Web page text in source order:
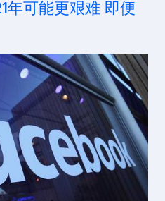
可能更艰难 即便